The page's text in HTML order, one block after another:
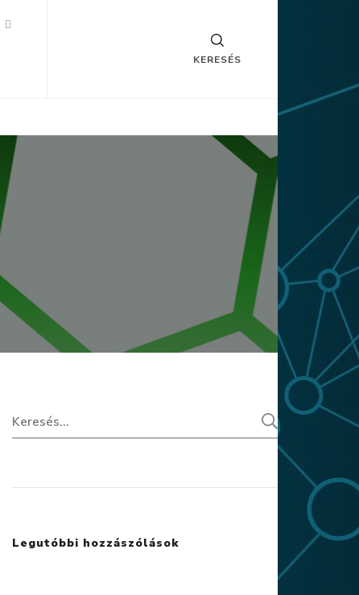
KERESÉS
Legutóbbi hozzászólások